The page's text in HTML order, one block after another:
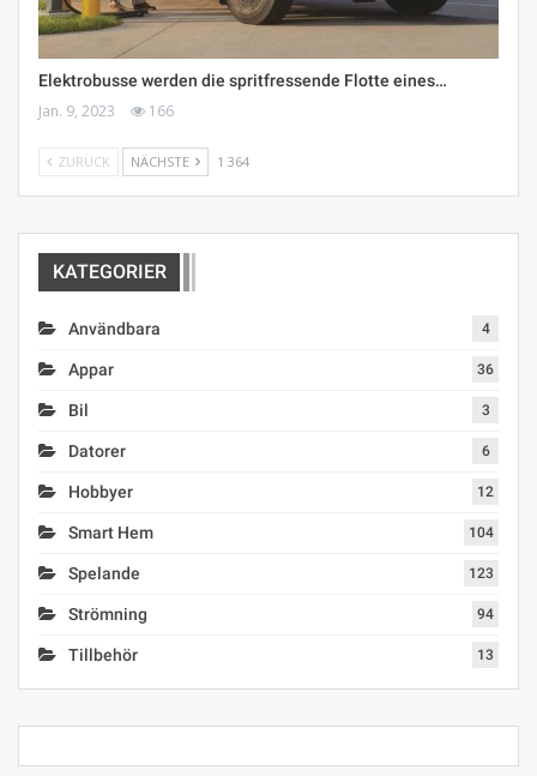
Elektrobusse werden die spritfressende Flotte eines…
Jan. 9, 2023 166
ZURÜCK NÄCHSTE 1 364
KATEGORIER
Användbara 4
Appar 36
Bil 3
Datorer 6
Hobbyer 12
Smart Hem 104
Spelande 123
Strömning 94
Tillbehör 13